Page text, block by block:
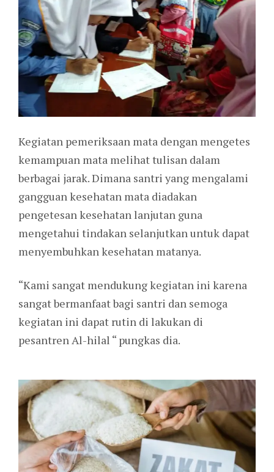
Kegiatan pemeriksaan mata dengan mengetes
kemampuan mata melihat tulisan dalam
berbagai jarak. Dimana santri yang mengalami
gangguan kesehatan mata diadakan
pengetesan kesehatan lanjutan guna
mengetahui tindakan selanjutkan untuk dapat
menyembuhkan kesehatan matanya.
“Kami sangat mendukung kegiatan ini karena
sangat bermanfaat bagi santri dan semoga
kegiatan ini dapat rutin di lakukan di
pesantren Al-hilal “ pungkas dia.